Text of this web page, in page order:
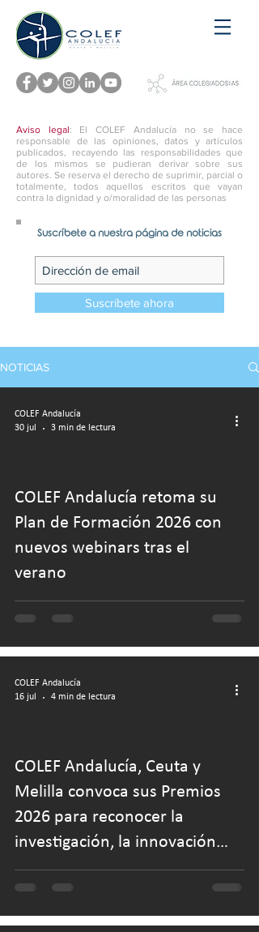
Aviso legal: El COLEF Andalucía no se hace
responsable de las opiniones, datos y artículos
publicados, recayendo las responsabilidades que
de los mismos se pudieran derivar sobre sus
autores. Se reserva el derecho de suprimir, parcial o
totalmente, todos aquellos escritos que vayan
contra la dignidad y o/moralidad de las personas
Suscríbete a nuestra página de noticias
Suscríbete ahora
NOTICIAS
COLEF Andalucía retoma su
Plan de Formación 2026 con
nuevos webinars tras el
verano
COLEF Andalucía
30 jul
3 min de lectura
COLEF Andalucía, Ceuta y
Melilla convoca sus Premios
2026 para reconocer la
investigación, la innovación
profesional y el talento
universitario
COLEF Andalucía
16 jul
4 min de lectura